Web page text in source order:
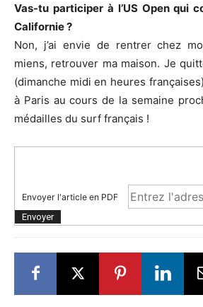
Vas-tu participer à l’US Open qui
Californie ?
Non, j’ai envie de rentrer chez
miens, retrouver ma maison. Je
(dimanche midi en heures
à Paris au cours de la semaine
médailles du surf français !
Envoyer l'article en PDF